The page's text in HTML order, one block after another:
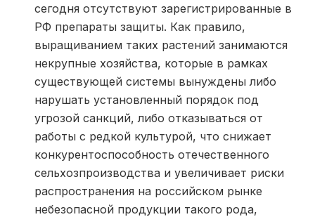
сегодня отсутствуют зарегистрированные в
РФ препараты защиты. Как правило,
выращиванием таких растений занимаются
некрупные хозяйства, которые в рамках
существующей системы вынуждены либо
нарушать установленный порядок под
угрозой санкций, либо отказываться от
работы с редкой культурой, что снижает
конкурентоспособность отечественного
сельхозпроизводства и увеличивает риски
распространения на российском рынке
небезопасной продукции такого рода,